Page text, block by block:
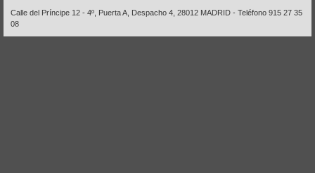
Calle del Príncipe 12 - 4º, Puerta A, Despacho 4, 28012 MADRID - Teléfono 915 27 35
08